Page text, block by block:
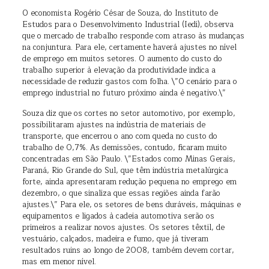
O economista Rogério César de Souza, do Instituto de
Estudos para o Desenvolvimento Industrial (Iedi), observa
que o mercado de trabalho responde com atraso às mudanças
na conjuntura. Para ele, certamente haverá ajustes no nível
de emprego em muitos setores. O aumento do custo do
trabalho superior à elevação da produtividade indica a
necessidade de reduzir gastos com folha. \”O cenário para o
emprego industrial no futuro próximo ainda é negativo.\”
Souza diz que os cortes no setor automotivo, por exemplo,
possibilitaram ajustes na indústria de materiais de
transporte, que encerrou o ano com queda no custo do
trabalho de 0,7%. As demissões, contudo, ficaram muito
concentradas em São Paulo. \”Estados como Minas Gerais,
Paraná, Rio Grande do Sul, que têm indústria metalúrgica
forte, ainda apresentaram redução pequena no emprego em
dezembro, o que sinaliza que essas regiões ainda farão
ajustes.\” Para ele, os setores de bens duráveis, máquinas e
equipamentos e ligados à cadeia automotiva serão os
primeiros a realizar novos ajustes. Os setores têxtil, de
vestuário, calçados, madeira e fumo, que já tiveram
resultados ruins ao longo de 2008, também devem cortar,
mas em menor nível.